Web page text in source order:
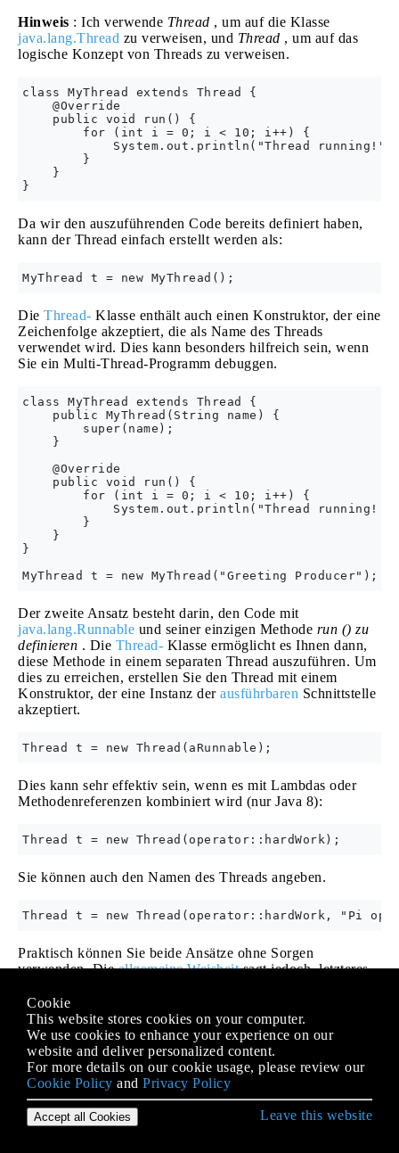
Hinweis : Ich verwende Thread , um auf die Klasse
java.lang.Thread zu verweisen, und Thread , um auf das
logische Konzept von Threads zu verweisen.
class MyThread extends Thread {
    @Override
    public void run() {
        for (int i = 0; i < 10; i++) {
System.out.println("Thread
        }
    }
Da wir den auszuführenden Code bereits definiert haben,
kann der Thread einfach erstellt werden als:
Die Thread- Klasse enthält auch einen Konstruktor, der eine
Zeichenfolge akzeptiert, die als Name des Threads
verwendet wird. Dies kann besonders hilfreich sein, wenn
Sie ein Multi-Thread-Programm debuggen.
class MyThread extends Thread {
    public MyThread(String name) {
        super(name);
    }
    @Override
    public void run() {
        for (int i = 0; i < 10; i++) {
System.out.println("Thread running!
        }
    }
}
Der zweite Ansatz besteht darin, den Code mit
java.lang.Runnable und seiner einzigen Methode run () zu
definieren . Die Thread- Klasse ermöglicht es Ihnen dann,
diese Methode in einem separaten Thread auszuführen. Um
dies zu erreichen, erstellen Sie den Thread mit einem
Konstruktor, der eine Instanz der ausführbaren Schnittstelle
akzeptiert.
Dies kann sehr effektiv sein, wenn es mit Lambdas oder
Methodenreferenzen kombiniert wird (nur Java 8):
Sie können auch den Namen des Threads angeben.
Praktisch können Sie beide Ansätze ohne Sorgen
verwenden. Dieallgemeine Weisheitsagt jedoch, letzteres
Für jeden der vier genannten Konstruktoren gibt es auch
eine Alternative, die eine Instanz von
java.lang.ThreadGroupals ersten Parameter akzeptiert.
ThreadGroup tg = new ThreadGroup("Operators");
Cookie
This website stores cookies on your computer.
We use cookies to enhance your experience on our
website and deliver personalized content.
For more details on our cookie usage, please review our
Cookie Policy and Privacy Policy
Accept all Cookies Leave this website